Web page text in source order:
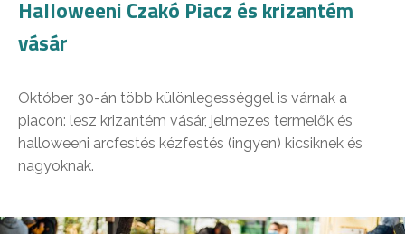
Halloweeni Czakó Piacz és krizantém
vásár
Október 30-án több különlegességgel is várnak a
piacon: lesz krizantém vásár, jelmezes termelők és
halloweeni arcfestés kézfestés (ingyen) kicsiknek és
nagyoknak.